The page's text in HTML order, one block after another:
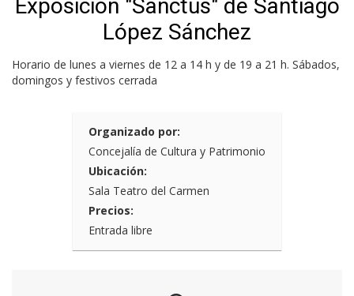
Exposición "Sanctus" de Santiago
López Sánchez
Horario de lunes a viernes de 12 a 14 h y de 19 a 21 h. Sábados,
domingos y festivos cerrada
Organizado por:
Concejalía de Cultura y Patrimonio
Ubicación:
Sala Teatro del Carmen
Precios:
Entrada libre